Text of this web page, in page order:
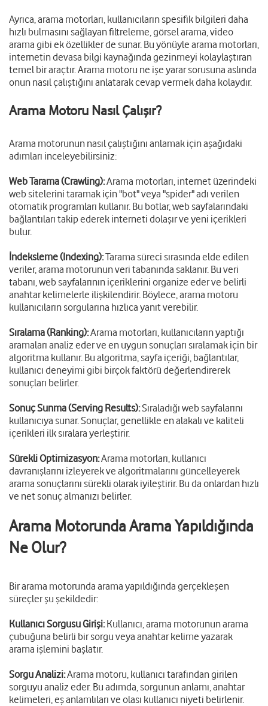
Ayrıca, arama motorları, kullanıcıların spesifik bilgileri daha
hızlı bulmasını sağlayan filtreleme, görsel arama, video
arama gibi ek özellikler de sunar. Bu yönüyle arama motorları,
internetin devasa bilgi kaynağında gezinmeyi kolaylaştıran
temel bir araçtır. Arama motoru ne işe yarar sorusuna aslında
onun nasıl çalıştığını anlatarak cevap vermek daha kolaydır.
Arama Motoru Nasıl Çalışır?
Arama motorunun nasıl çalıştığını anlamak için aşağıdaki
adımları inceleyebilirsiniz:
Web Tarama (Crawling):Arama motorları, internet üzerindeki
web sitelerini taramak için "bot" veya "spider" adı verilen
otomatik programları kullanır. Bu botlar, web sayfalarındaki
bağlantıları takip ederek interneti dolaşır ve yeni içerikleri
bulur.
İndeksleme (Indexing):Tarama süreci sırasında elde edilen
veriler, arama motorunun veri tabanında saklanır. Bu veri
tabanı, web sayfalarının içeriklerini organize eder ve belirli
anahtar kelimelerle ilişkilendirir. Böylece, arama motoru
kullanıcıların sorgularına hızlıca yanıt verebilir.
Sıralama (Ranking):Arama motorları, kullanıcıların yaptığı
aramaları analiz eder ve en uygun sonuçları sıralamak için bir
algoritma kullanır. Bu algoritma, sayfa içeriği, bağlantılar,
kullanıcı deneyimi gibi birçok faktörü değerlendirerek
sonuçları belirler.
Sonuç Sunma (Serving Results):Sıraladığı web sayfalarını
kullanıcıya sunar. Sonuçlar, genellikle en alakalı ve kaliteli
içerikleri ilk sıralara yerleştirir.
Sürekli Optimizasyon:Arama motorları, kullanıcı
davranışlarını izleyerek ve algoritmalarını güncelleyerek
arama sonuçlarını sürekli olarak iyileştirir. Bu da onlardan hızlı
ve net sonuç almanızı belirler.
Arama Motorunda Arama Yapıldığında
Ne Olur?
Bir arama motorunda arama yapıldığında gerçekleşen
süreçler şu şekildedir:
Kullanıcı Sorgusu Girişi:Kullanıcı, arama motorunun arama
çubuğuna belirli bir sorgu veya anahtar kelime yazarak
arama işlemini başlatır.
Sorgu Analizi:Arama motoru, kullanıcı tarafından girilen
sorguyu analiz eder. Bu adımda, sorgunun anlamı, anahtar
kelimeleri, eş anlamlıları ve olası kullanıcı niyeti belirlenir.